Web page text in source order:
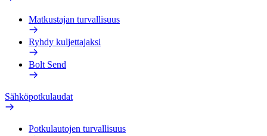
Matkustajan turvallisuus
Ryhdy kuljettajaksi
Bolt Send
Sähköpotkulaudat
Potkulautojen turvallisuus